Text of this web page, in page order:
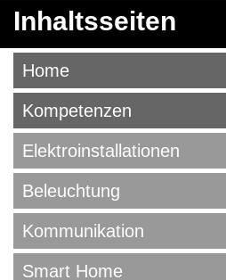
Inhaltsseiten
Home
Kompetenzen
Elektroinstallationen
Beleuchtung
Kommunikation
Smart Home